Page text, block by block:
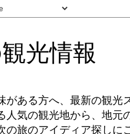
光情報
がある方へ、最新の観光
人気の観光地から、地
の旅のアイディア探しに